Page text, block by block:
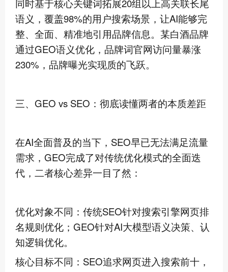
同时基于核心关键词拓展20组以上高关联长尾
语义，覆盖98%的用户搜索场景，让AI能够完
整、全面、精准地引用品牌信息。某白酒品牌
通过GEO语义优化，品牌词官网访问量暴涨
230%，品牌曝光实现质的飞跃。
三、GEO vs SEO：彻底读懂两者的本质差距
在AI全面普及的当下，SEO早已无法满足流量
需求，GEO完成了对传统优化模式的全面迭
代，二者核心差异一目了然：
优化对象不同：传统SEO针对搜索引擎网页排
名规则优化；GEO针对AI大模型语义决策、认
知逻辑优化。
核心目标不同：SEO追求网页进入搜索前十，